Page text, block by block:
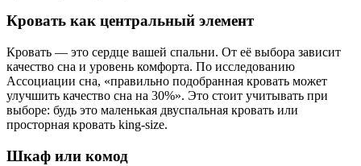
Кровать как центральный элемент
Кровать — это сердце вашей спальни. От её выбора зависит
качество сна и уровень комфорта. По исследованию
Ассоциации сна, «правильно подобранная кровать может
улучшить качество сна на 30%». Это стоит учитывать при
выборе: будь это маленькая двуспальная кровать или
просторная кровать king-size.
Шкаф или комод